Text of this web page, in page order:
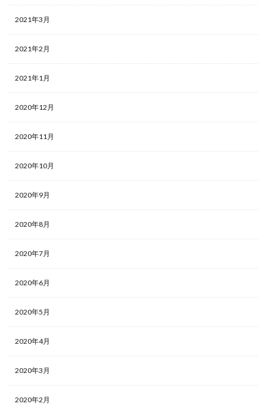
2021年3月
2021年2月
2021年1月
2020年12月
2020年11月
2020年10月
2020年9月
2020年8月
2020年7月
2020年6月
2020年5月
2020年4月
2020年3月
2020年2月